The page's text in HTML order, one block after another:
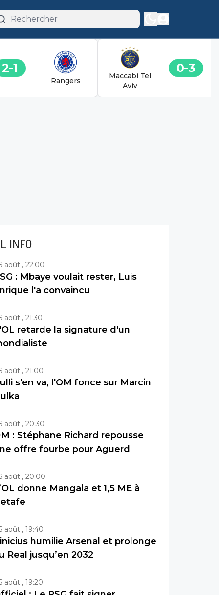
2 1
Rangers
Maccabi Tel
Aviv
0 3
INFO
août , 22:00
: Mbaye voulait rester, Luis
l'a convaincu
août , 21:30
retarde la signature d'un
août , 21:00
s'en va, l'OM fonce sur Marcin
août , 20:30
: Stéphane Richard repousse
offre fourbe pour Aguerd
août , 20:00
donne Mangala et 1,5 ME à
août , 19:40
humilie Arsenal et prolonge
Real jusqu’en 2032
août , 19:20